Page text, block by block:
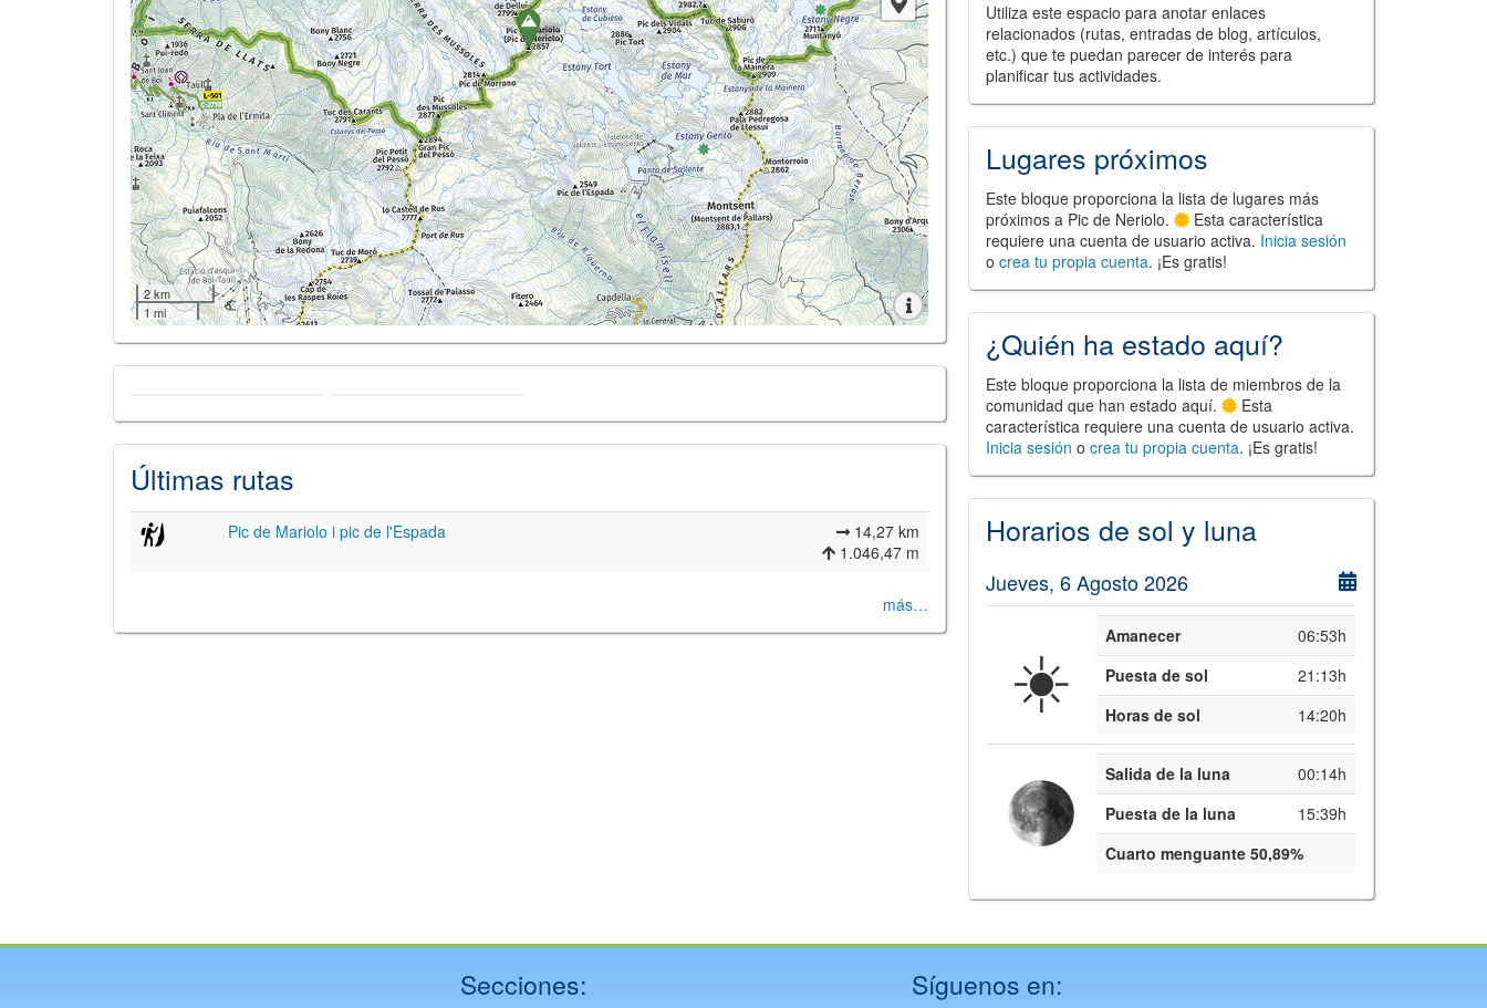
2 km
1 mi
Últimas rutas
Pic de Mariolo i pic de l'Espada
14,27 km
1.046,47 m
más…
Utiliza este espacio para anotar enlaces
relacionados (rutas, entradas de blog, artículos,
etc.) que te puedan parecer de interés para
planificar tus actividades.
Lugares próximos
Este bloque proporciona la lista de lugares más
próximos a Pic de Neriolo.
Esta característica
requiere una cuenta de usuario activa. Inicia sesión
ocrea tu propia cuenta. ¡Es gratis!
¿Quién ha estado aquí?
Este bloque proporciona la lista de miembros de la
comunidad que han estado aquí.
Esta
característica requiere una cuenta de usuario activa.
Inicia sesión ocrea tu propia cuenta. ¡Es gratis!
Horarios de sol y luna
Jueves, 6 Agosto 2026
☀️ Amanecer
06:53h
Puesta de sol
21:13h
Horas de sol
14:20h
Salida de la luna
00:14h
Puesta de la luna
15:39h
Cuarto menguante 50,89%
Secciones: Síguenos en: